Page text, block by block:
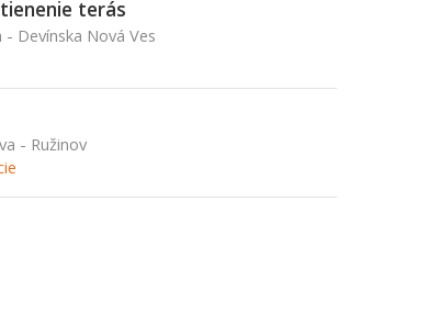
terás
Devínska Nová Ves
- Ružinov